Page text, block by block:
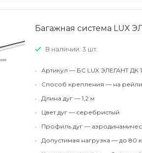
Багажная система LUX
В наличии: 3 шт.
•
Артикул — БС LUX ЭЛЕГАНТ ДК
•
Способ крепления — на
•
Длина дуг — 1,2 м
•
Цвет дуг — серебристый
•
Профиль дуг —
•
Допустимая нагрузка — до 80